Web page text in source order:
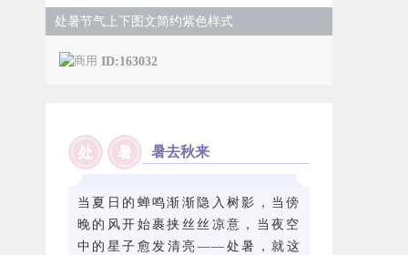
处暑节气上下图文简约紫色样式
ID:163032
处 暑 暑去秋来
当夏日的蝉鸣渐渐隐入树影，当傍
晚的风开始裹挟丝丝凉意，当夜空
中的星子愈发清亮——处暑，就这